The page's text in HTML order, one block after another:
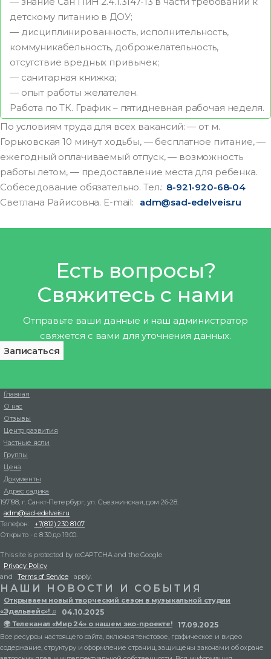
детскому питанию в ДОУ;
— дисциплинированность, исполнительность,
коммуникабельность, доброжелательность,
отсутствие вредных привычек;
— санитарная книжка;
— опыт работы желателен.
Работа по ТК. График – пятидневная рабочая неделя.
По условиям труда для всех вакансий: — от м.
Горьковская 10 минут ходьбы, — бесплатное питание, —
ежегодный оплачиваемый отпуск, — возможность
работы летом, — предоставление места для ребенка.
Собеседование обязательно. Тел.: 8-921-920-68-04
Светлана Райисовна. E-mail:
adm@sad-edelveis.ru
Есть вопросы?
Свяжитесь с нами
Отправьте ваши данные и наш администратор
свяжется с вами для уточнения данных.
Записаться
Главная
О нас
Отзывы
Центр развития
Частные ясли
Группы
Цена
Документы
Адрес садика
197198, г. Санкт-Петербург, ул. Съезжинская, дом 26-28.
adm@sad-edelveis.ru
Телефон:
+7(812) 230 81 07
Открыто - с 8:30 до 19:00.
This site is protected by reCAPTCHA and the Google
Privacy Policy
and
Terms of Service apply.
НАШИ НОВОСТИ И СОБЫТИЯ
Открываем новый творческий сезон в музыкальной студии
«Эдельвейс»! ♫
04.10.2025
🌍 Телеканал «Мир 24» о нашем эко-проекте! 17.09.2025
Все ресурсы настоящего сайта, включая текстовое, графическое и видео
содержание, структуру и оформление страниц, защищены законами об охране